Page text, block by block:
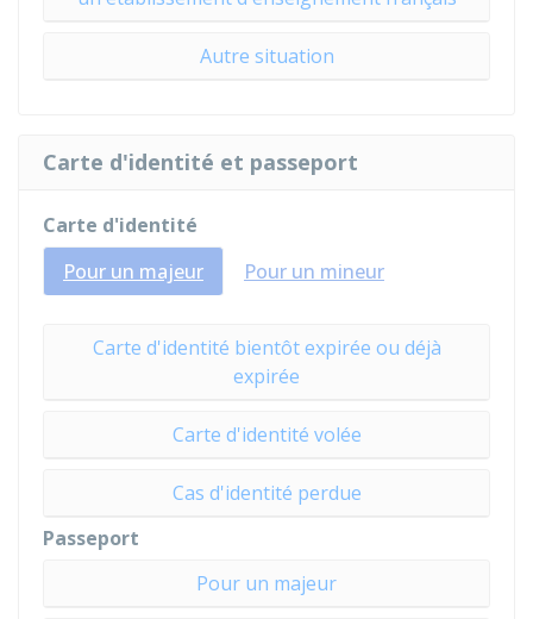
Autre situation
Carte d'identité et passeport
Carte d'identité
Pour un majeur
Pour un mineur
Carte d'identité bientôt expirée ou déjà
expirée
Carte d'identité volée
Cas d'identité perdue
Passeport
Pour un majeur